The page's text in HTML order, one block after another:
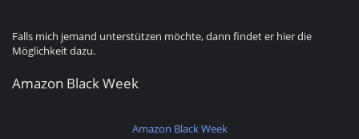
Falls mich jemand unterstützen möchte, dann findet er hier die
Möglichkeit dazu.
Amazon Black Week
Amazon Black Week